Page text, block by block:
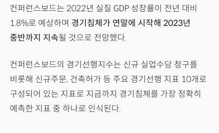
컨퍼런스보드는 2022년 실질 GDP 성장률이 전년 대비
1.8%로 예상하며 경기침체가 연말에 시작해 2023년
중반까지 지속될 것으로 전망했다.
컨퍼런스보드의 경기선행지수는 신규 실업수당 청구를
비롯해 신규주문, 건축허가 등 주요 경기선행 지표 10개로
구성되어 있는 지표로 지금까지 경기침체를 가장 정확히
예측한 지표 중 하나로 인식된다.